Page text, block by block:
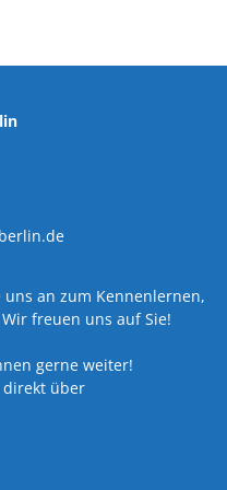
an zum Kennenlernen,
freuen uns auf Sie!
direkt über